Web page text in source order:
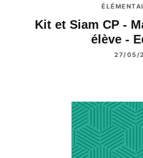
Kit et Siam CP -
élève -
27/05/